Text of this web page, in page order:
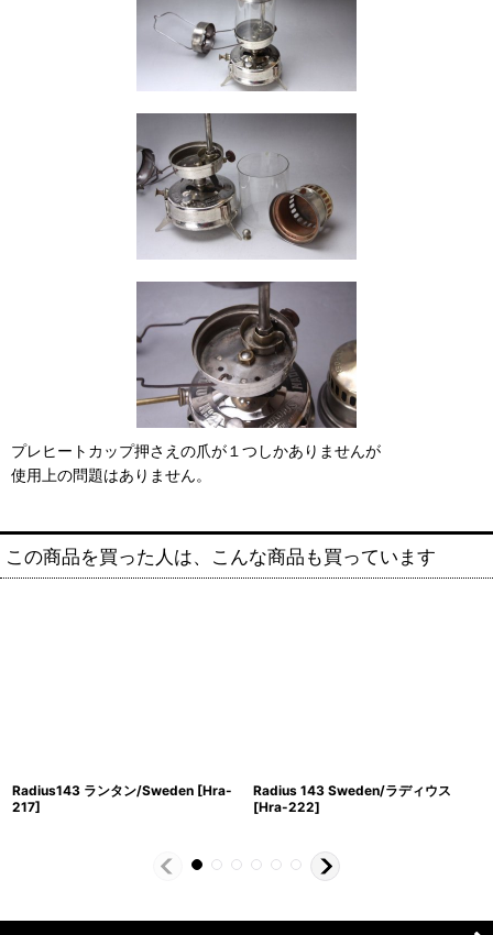
プレヒートカップ押さえの爪が１つしかありませんが
使用上の問題はありません。
この商品を買った人は、こんな商品も買っています
Radius143 ランタン/Sweden [Hra-
217]
Radius 143 Sweden/ラディウス
[Hra-222]